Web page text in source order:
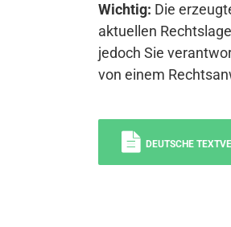
Wichtig: Die
aktuellen
jedoch Sie
von einem
DEUTSCHE